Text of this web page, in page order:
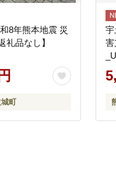
8年熊本地震 災
礼品なし】
町
宇
害